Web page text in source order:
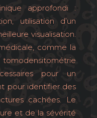
approfondi :
utilisation d’un
visualisation.
comme la
pour un
pour identifier des
cachées. Le
et de la sévérité